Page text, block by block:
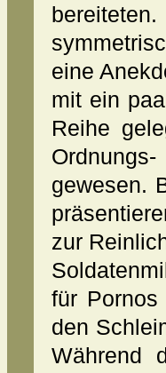
eine
mit ein
Reihe
gewesen.
zur
für
den
Während